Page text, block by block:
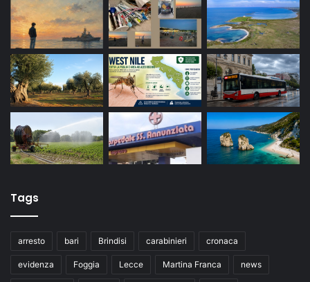
Tags
arresto bari Brindisi carabinieri cronaca
evidenza Foggia Lecce Martina Franca news